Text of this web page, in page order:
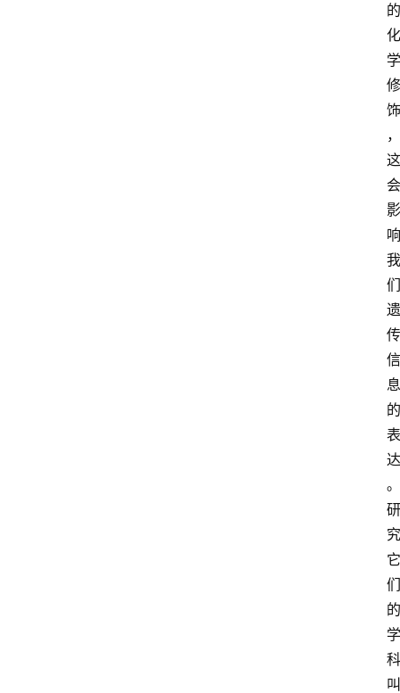
的
化
学
修
饰
，
这
会
影
响
我
们
遗
传
信
息
的
表
达
。
研
究
它
们
的
学
科
叫